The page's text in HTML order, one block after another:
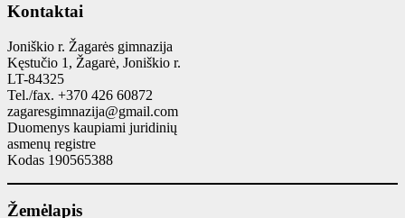
Kontaktai
Joniškio r. Žagarės gimnazija
Kęstučio 1, Žagarė, Joniškio r.
LT-84325
Tel./fax. +370 426 60872
zagaresgimnazija@gmail.com
Duomenys kaupiami juridinių
asmenų registre
Kodas 190565388
Žemėlapis